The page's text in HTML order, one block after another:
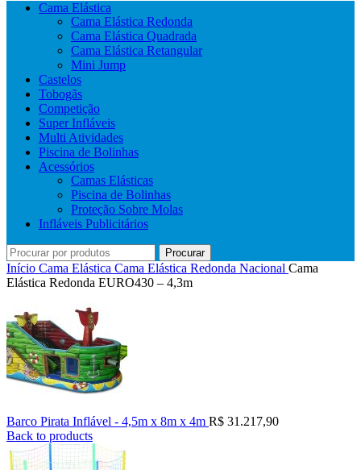
Cama Elástica
Cama Elástica Redonda
Cama Elástica Quadrada
Cama Elástica Retangular
Mini Jump
Castelos
Tobogãs
Competição
Super Infláveis
Multi Atividades
Piscina de Bolinhas
Acessórios
Camas Elásticas
Piscina de Bolinhas
Proteção Sobre Molas
Infláveis Publicitários
Procurar
Início Cama Elástica Cama Elástica Redonda Nacional Cama
Elástica Redonda EURO430 – 4,3m
Barco Pirata Inflável - 4,5m x 8m x 4m R$ 31.217,90
Back to products